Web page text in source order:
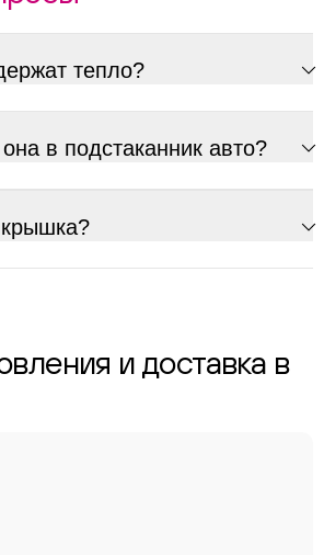
тепло?
в подстаканник авто?
и доставка в